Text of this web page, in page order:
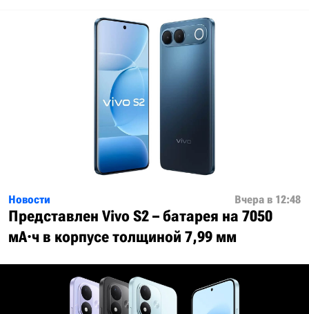
Новости Вчера в 12:48
Представлен Vivo S2 – батарея на 7050
мА·ч в корпусе толщиной 7,99 мм